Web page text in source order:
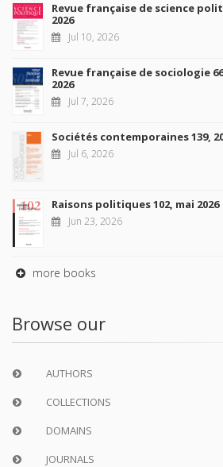
Revue française de science
2026
Jul 10, 2026
Revue française de sociologie
2026
Jul 7, 2026
Sociétés contemporaines 139,
Jul 6, 2026
Raisons politiques 102, mai 2026
Jun 23, 2026
more books
Browse our
AUTHORS
COLLECTIONS
DOMAINS
JOURNALS